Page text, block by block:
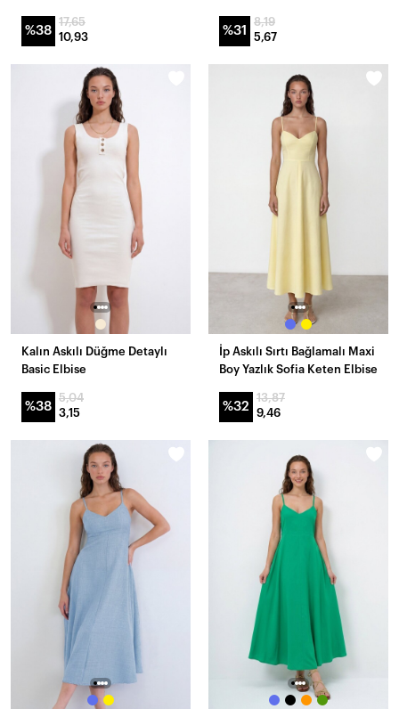
%38
17,65
10,93
%31
8,19
5,67
Kalın Askılı Düğme Detaylı
Basic Elbise
%38
5,04
3,15
İp Askılı Sırtı Bağlamalı Maxi
Boy Yazlık Sofia Keten Elbise
%32
13,87
9,46